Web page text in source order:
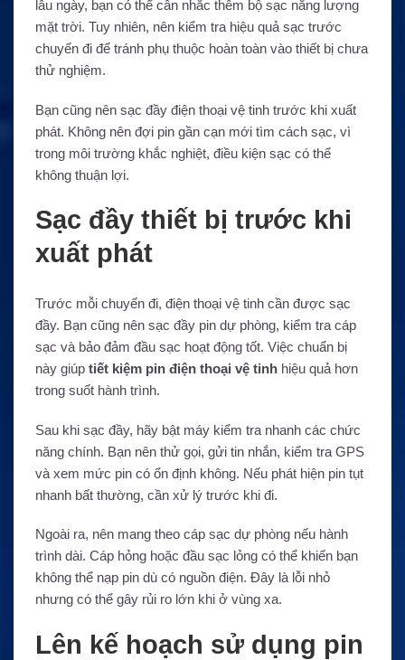
lâu ngày, bạn có thể cân nhắc thêm bộ sạc năng lượng
mặt trời. Tuy nhiên, nên kiểm tra hiệu quả sạc trước
chuyến đi để tránh phụ thuộc hoàn toàn vào thiết bị chưa
thử nghiệm.
Bạn cũng nên sạc đầy điện thoại vệ tinh trước khi xuất
phát. Không nên đợi pin gần cạn mới tìm cách sạc, vì
trong môi trường khắc nghiệt, điều kiện sạc có thể
không thuận lợi.
Sạc đầy thiết bị trước khi
xuất phát
Trước mỗi chuyến đi, điện thoại vệ tinh cần được sạc
đầy. Bạn cũng nên sạc đầy pin dự phòng, kiểm tra cáp
sạc và bảo đảm đầu sạc hoạt động tốt. Việc chuẩn bị
này giúp tiết kiệm pin điện thoại vệ tinh hiệu quả hơn
trong suốt hành trình.
Sau khi sạc đầy, hãy bật máy kiểm tra nhanh các chức
năng chính. Bạn nên thử gọi, gửi tin nhắn, kiểm tra GPS
và xem mức pin có ổn định không. Nếu phát hiện pin tụt
nhanh bất thường, cần xử lý trước khi đi.
Ngoài ra, nên mang theo cáp sạc dự phòng nếu hành
trình dài. Cáp hỏng hoặc đầu sạc lỏng có thể khiến bạn
không thể nạp pin dù có nguồn điện. Đây là lỗi nhỏ
nhưng có thể gây rủi ro lớn khi ở vùng xa.
Lên kế hoạch sử dụng pin